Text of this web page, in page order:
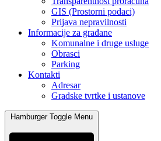
GIS (Prostorni podaci)
Prijava nepravilnosti
Informacije za građane
Komunalne i druge usluge
Obrasci
Parking
Kontakti
Adresar
Gradske tvrtke i ustanove
Hamburger Toggle Menu